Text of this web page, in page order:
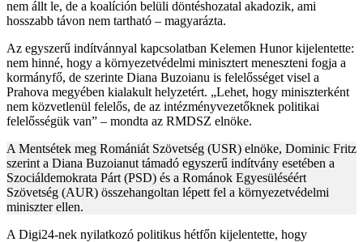
nem állt le, de a koalíción belüli döntéshozatal akadozik, ami
hosszabb távon nem tartható – magyarázta.
Az egyszerű indítvánnyal kapcsolatban Kelemen Hunor kijelentette:
nem hinné, hogy a környezetvédelmi minisztert meneszteni fogja a
kormányfő, de szerinte Diana Buzoianu is felelősséget visel a
Prahova megyében kialakult helyzetért. „Lehet, hogy miniszterként
nem közvetlenül felelős, de az intézményvezetőknek politikai
felelősségük van” – mondta az RMDSZ elnöke.
A Mentsétek meg Romániát Szövetség (USR) elnöke, Dominic Fritz
szerint a Diana Buzoianut támadó egyszerű indítvány esetében a
Szociáldemokrata Párt (PSD) és a Románok Egyesüléséért
Szövetség (AUR) összehangoltan lépett fel a környezetvédelmi
miniszter ellen.
A Digi24-nek nyilatkozó politikus hétfőn kijelentette, hogy